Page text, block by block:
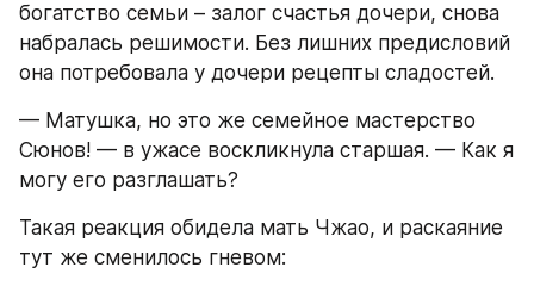
богатство семьи – залог счастья дочери, снова
набралась решимости. Без лишних предисловий
она потребовала у дочери рецепты сладостей.
— Матушка, но это же семейное мастерство
Сюнов! — в ужасе воскликнула старшая. — Как я
могу его разглашать?
Такая реакция обидела мать Чжао, и раскаяние
тут же сменилось гневом: